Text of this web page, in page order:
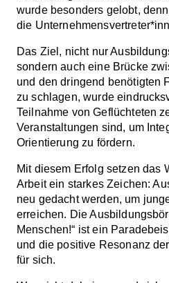
wurde besonders gelobt,
die
Das Ziel, nicht nur
sondern auch eine Brücke
und den dringend benötigten
zu schlagen, wurde
Teilnahme von Geflüchteten
Veranstaltungen sind, um
Orientierung zu fördern.
Mit diesem Erfolg setzen das
Arbeit ein starkes Zeichen:
neu gedacht werden, um
erreichen. Die
Menschen!“ ist ein
und die positive Resonanz
für sich.